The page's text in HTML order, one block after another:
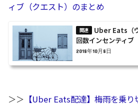
ィブ（クエスト）のまとめ
Uber Eats（
回数インセンティブ
2018年10月8日
＞＞ 【Uber Eats配達】梅雨を乗